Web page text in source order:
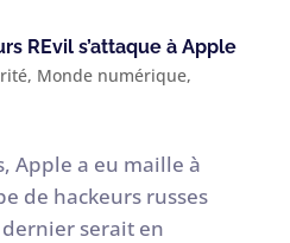
REvil s’attaque à Apple
, Monde numérique,
Apple a eu maille à
de hackeurs russes
dernier serait en